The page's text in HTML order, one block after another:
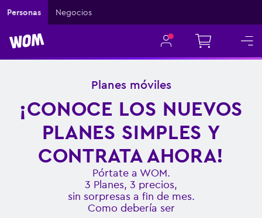
Personas Negocios
Planes móviles
¡CONOCE LOS NUEVOS
PLANES SIMPLES Y
CONTRATA AHORA!
Pórtate a WOM.
3 Planes, 3 precios,
sin sorpresas a fin de mes.
Como debería ser